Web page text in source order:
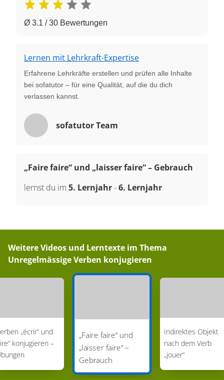
Ø 3.1 / 30 Bewertungen
Lernen mit Lehrkraft-Expertise
Erfahrene Lehrkräfte erstellen und prüfen alle Inhalte
bei sofatutor – für eine Qualität, auf die du dich
verlassen kannst.
sofatutor Team
„Faire faire“ und „laisser faire“ – Gebrauch
lernst du im 5. Lernjahr-6. Lernjahr
Weitere Videos und Lerntexte im Thema
Unregelmässige Verben konjugieren
„écrir“ und
konjugieren –
„Faire faire“ und
„laisser faire“ –
Gebrauch
Indirektes Objekt
nach dem Verb
„jouer“